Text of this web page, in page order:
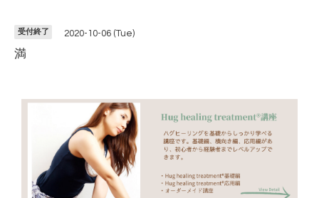
受付終了 2020-10-06 (Tue)
満